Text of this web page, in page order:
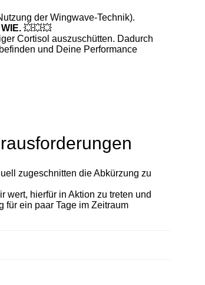
der Wingwave-Technik).
💥💥💥
Cortisol auszuschütten. Dadurch
und Deine Performance
zugeschnitten die Abkürzung zu
hierfür in Aktion zu treten und
für ein paar Tage im Zeitraum